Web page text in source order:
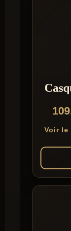
Voir